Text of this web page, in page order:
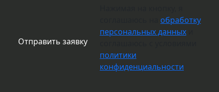
обработку
персональных данных
политики
конфиденциальности